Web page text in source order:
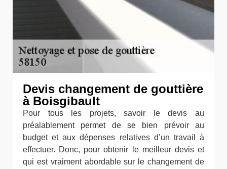
Devis changement de gouttière
à Boisgibault
Pour tous les projets, savoir le devis au
préalablement permet de se bien prévoir au
budget et aux dépenses relatives d’un travail à
effectuer. Donc, pour obtenir le meilleur devis et
qui est vraiment abordable sur le changement de